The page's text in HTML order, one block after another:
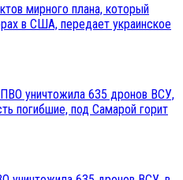
мирного плана, который
в США, передает украинское